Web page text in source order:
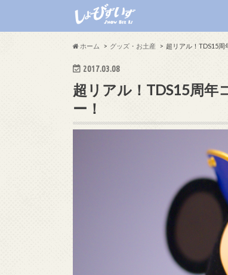
ホーム グッズ・お土産 超リアル！TDS15周
2017.03.08
超リアル！TDS15周年
ー！